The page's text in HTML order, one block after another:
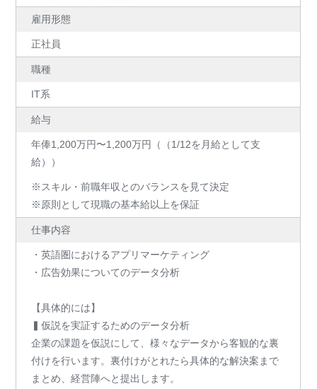
雇用形態
正社員
職種
IT系
給与
年俸1,200万円〜1,200万円（（1/12を月給として支
給））
※スキル・前職年収とのバランスを見て決定
※原則として現職の基本給以上を保証
仕事内容
・英語圏におけるアプリマーケティング
・広告効果についてのデータ分析
【具体的には】
▍仮説を実証するためのデータ分析
企業の課題を仮説にして、様々なデータから客観的な裏
付けを行います。裏付けがとれたら具体的な解決案まで
まとめ、経営陣へと提出します。